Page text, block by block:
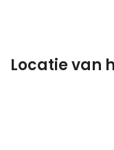
Locatie van